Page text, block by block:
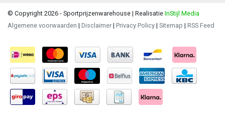
© Copyright 2026 - Sportprijzenwarehouse | Realisatie InStijl Media
Algemene voorwaarden | Disclaimer | Privacy Policy | Sitemap | RSS Feed